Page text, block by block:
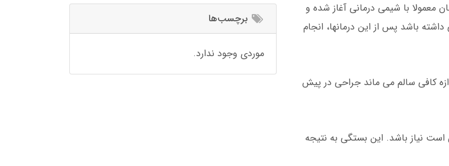
معمولا با شیمی درمانی آغاز شده و
باشد پس از این درمانها، انجام
کافی سالم می ماند جراحی در پیش
نیاز باشد. این بستگی به نتیجه
برچسب‌ها
موردی وجود ندارد.